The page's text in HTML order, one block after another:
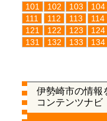
101
102 103 104
111
112 113 114
121
122 123 124
131
132 133 134
伊勢崎市の情報
コンテンツナビ